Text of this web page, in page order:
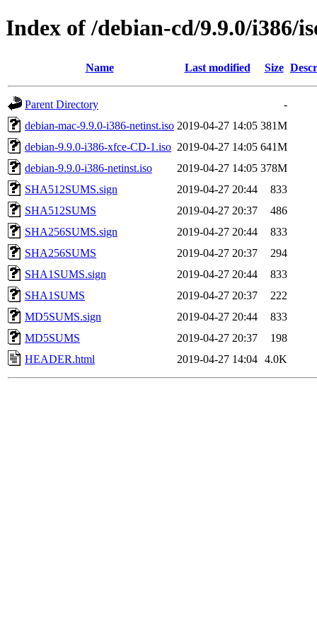
Index of /debian-cd/9.9.0/i386/
Name Last modified Size
Parent Directory
-
debian-mac-9.9.0-i386-netinst.iso 2019-04-27 14:05 381M
debian-9.9.0-i386-xfce-CD-1.iso 2019-04-27 14:05 641M
debian-9.9.0-i386-netinst.iso
2019-04-27 14:05 378M
SHA512SUMS.sign
2019-04-27 20:44
833
SHA512SUMS
2019-04-27 20:37
486
SHA256SUMS.sign
2019-04-27 20:44
833
SHA256SUMS
2019-04-27 20:37
294
SHA1SUMS.sign
2019-04-27 20:44
833
SHA1SUMS
2019-04-27 20:37
222
MD5SUMS.sign
2019-04-27 20:44
833
MD5SUMS
2019-04-27 20:37
198
HEADER.html
2019-04-27 14:04 4.0K